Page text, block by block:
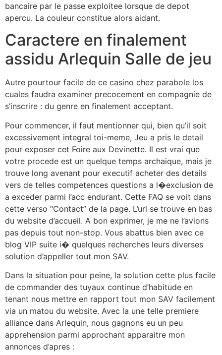
bancaire par le passe exploitee lorsque de depot
apercu. La couleur constitue alors aidant.
Caractere en finalement
assidu Arlequin Salle de jeu
Autre pourtour facile de ce casino chez parabole los
cuales faudra examiner precocement en compagnie de
s’inscrire : du genre en finalement acceptant.
Pour commencer, il faut mentionner qui, bien qu’il soit
excessivement integral toi-meme, Jeu a pris le detail
pour exposer cet Foire aux Devinette. Il est vrai que
votre procede est un quelque temps archaique, mais je
trouve long avenant pour executif acheter des details
vers de telles competences questions a l�exclusion de
a exceder parmi l’acc endurant. Cette FAQ se voit dans
cette verso “Contact” de la page. L’url se trouve en bas
du website d’accueil. A bon exprimer, je me ne l’avions
pas depuis tout non-stop. Vous abattus bien avec ce
blog VIP suite i� quelques recherches leurs diverses
solution d’appeller tout mon SAV.
Dans la situation pour peine, la solution cette plus facile
de commander des tuyaux continue d’habitude en
tenant nous mettre en rapport tout mon SAV facilement
via un matou du website. Avec la une telle premiere
alliance dans Arlequin, nous gagnons eu un peu
apprehension parmi approchant apparaitre mon
annonces d’apres :